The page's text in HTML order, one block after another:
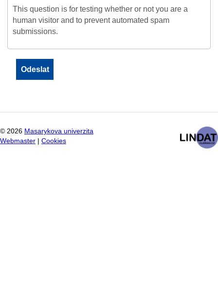
This question is for testing whether or not you are a
human visitor and to prevent automated spam
submissions.
© 2026 Masarykova univerzita
Webmaster
Cookies